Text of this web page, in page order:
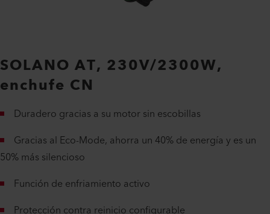
SOLANO AT, 230V/2300W,
enchufe CN
Duradero gracias a su motor sin escobillas
Gracias al Eco-Mode, ahorra un 40% de energía y es un
50% más silencioso
Función de enfriamiento activo
Protección contra reinicio configurable